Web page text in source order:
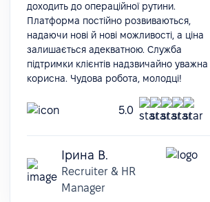
доходить до операційної рутини.
Платформа постійно розвиваються,
надаючи нові й нові можливості, а ціна
залишається адекватною. Служба
підтримки клієнтів надзвичайно уважна
корисна. Чудова робота, молодці!
5.0
Ірина В.
Recruiter & HR
Manager